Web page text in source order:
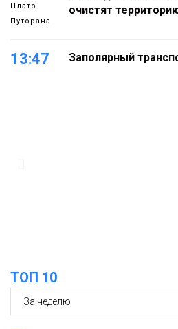
Плато
Путорана
очистят
13:47
Заполярный
ТОП 10